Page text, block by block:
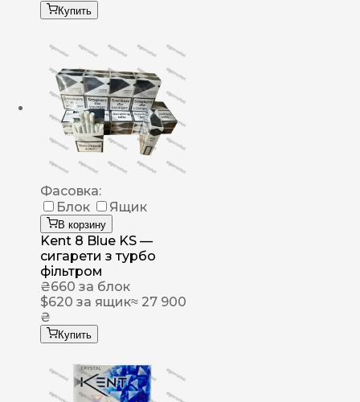
Купить
Фасовка:
Блок
Ящик
В корзину
Kent 8 Blue KS —
сигарети з турбо
фільтром
₴660 за блок
$620 за ящик≈ 27 900
₴
Купить